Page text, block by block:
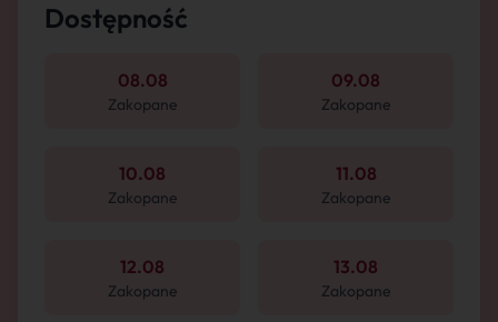
Dostępność
08.08
Zakopane
09.08
Zakopane
10.08
Zakopane
11.08
Zakopane
12.08
Zakopane
13.08
Zakopane